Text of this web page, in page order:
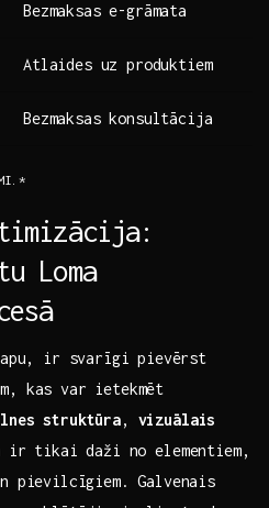
Bezmaksas e-grāmata
Atlaides uz produktiem
Bezmaksas konsultācija
Loma
lapu, ​ir svarīgi pievērst‍
kas var ietekmēt
struktūra, vizuālais‍
ir tikai daži no elementiem,
pievilcīgiem. Galvenais